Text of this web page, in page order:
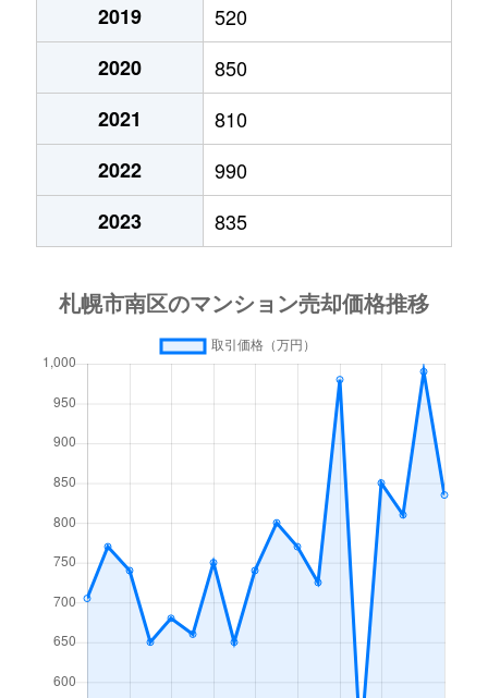
澄川４条
2,600万円
澄川４条
2,800万円
澄川４条
3,000万円
澄川４条
2,800万円
澄川４条
1,700万円
中ノ沢
真駒内
徒歩45分
1,000万円 真駒内
真駒内曙町
自衛隊前
徒歩45分
真駒内泉町
2,400万円 真駒内
徒歩8分
真駒内泉町
真駒内
徒歩8分
真駒内泉町
2,300万円 真駒内
真駒内泉町
4,400万円 真駒内
真駒内柏丘
400万円 真駒内
2019
520
2020
850
2021
810
2022
990
2023
835